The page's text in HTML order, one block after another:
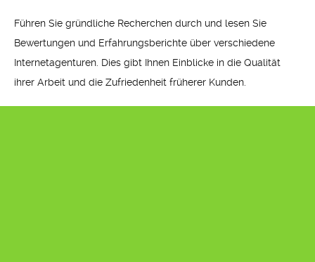
Führen Sie gründliche Recherchen durch und lesen Sie
Bewertungen und Erfahrungsberichte über verschiedene
Internetagenturen. Dies gibt Ihnen Einblicke in die Qualität
ihrer Arbeit und die Zufriedenheit früherer Kunden.